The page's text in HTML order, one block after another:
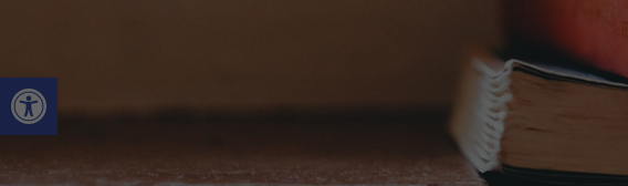
Ouvrir la barre d’outils